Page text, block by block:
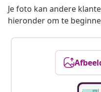
Je foto kan andere
hieronder om te